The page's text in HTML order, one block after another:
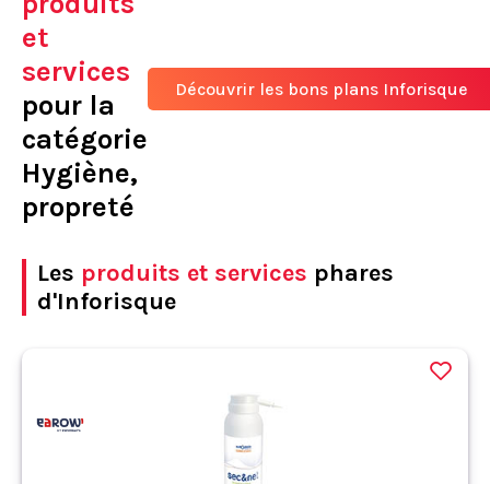
et
services
pour la
catégorie
Hygiène,
propreté
Découvrir les bons plans Inforisque
Les produits et services phares
d'Inforisque